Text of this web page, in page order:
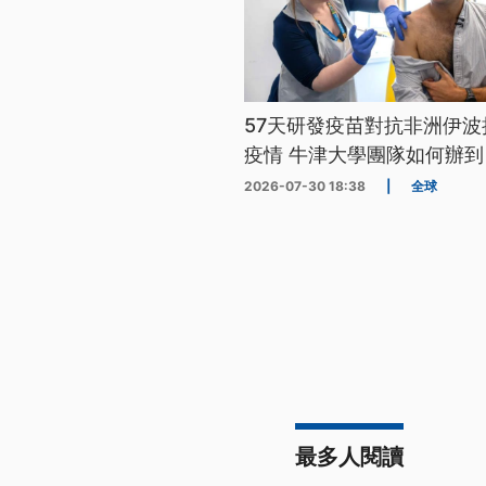
57天研發疫苗對抗非洲伊
疫情 牛津大學團隊如何辦
2026-07-30 18:38 全球
最多人閱讀